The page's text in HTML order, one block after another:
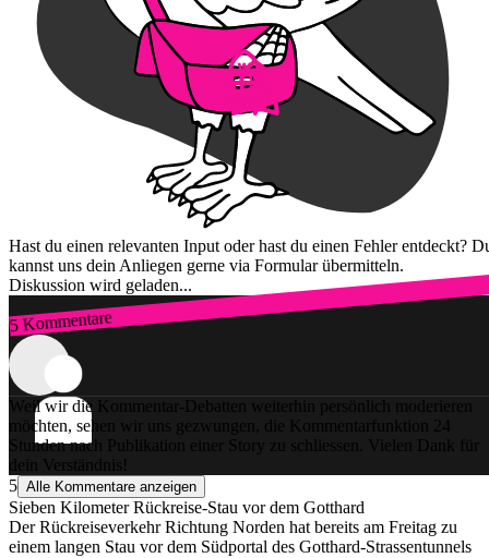
Hast du einen relevanten Input oder hast du einen Fehler entdeckt?
kannst uns dein Anliegen gerne via Formular übermitteln.
Diskussion wird geladen...
5 Kommentare
Zum Login
Weil wir die Kommentar-Debatten weiterhin persönlich moderieren
möchten, sehen wir uns gezwungen, die Kommentarfunktion 24
Stunden nach Publikation einer Story zu schliessen. Vielen Dank für
dein Verständnis!
5 Alle Kommentare anzeigen
Sieben Kilometer Rückreise-Stau vor dem Gotthard
Der Rückreiseverkehr Richtung Norden hat bereits am Freitag zu
einem langen Stau vor dem Südportal des Gotthard-Strassentunnels